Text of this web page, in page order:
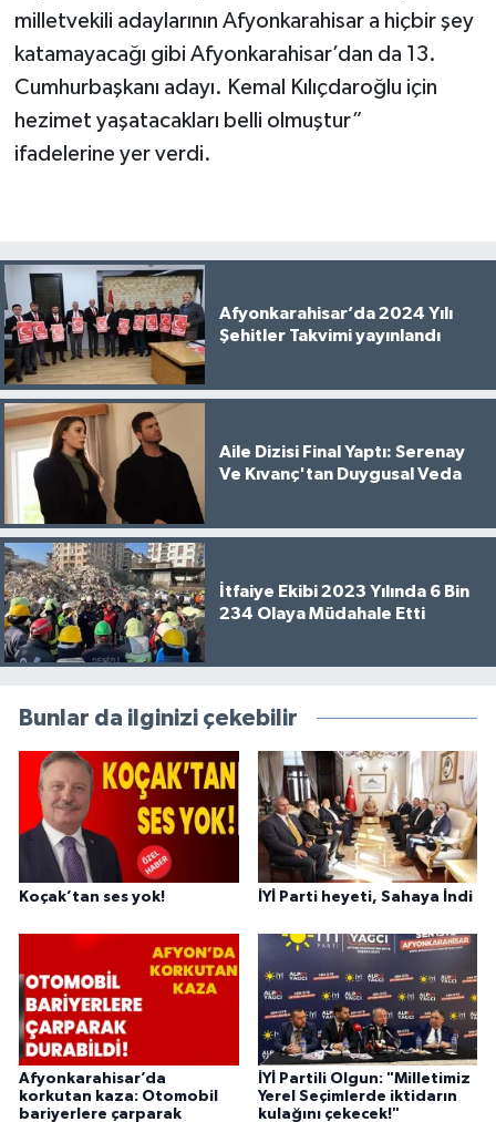
milletvekili adaylarının Afyonkarahisar a hiçbir şey
katamayacağı gibi Afyonkarahisar’dan da 13.
Cumhurbaşkanı adayı. Kemal Kılıçdaroğlu için
hezimet yaşatacakları belli olmuştur”
ifadelerine yer verdi.
Afyonkarahisar’da 2024 Yılı
Şehitler Takvimi yayınlandı
Aile Dizisi Final Yaptı: Serenay
Ve Kıvanç'tan Duygusal Veda
İtfaiye Ekibi 2023 Yılında 6 Bin
234 Olaya Müdahale Etti
Bunlar da ilginizi çekebilir
Koçak’tan ses yok! İYİ Parti heyeti, Sahaya İndi
Afyonkarahisar’da
korkutan kaza: Otomobil
bariyerlere çarparak
İYİ Partili Olgun: "Milletimiz
Yerel Seçimlerde iktidarın
kulağını çekecek!"